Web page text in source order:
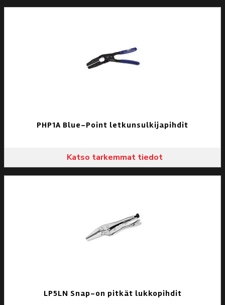
PHP1A Blue-Point letkunsulkijapihdit
Katso tarkemmat tiedot
LP5LN Snap-on pitkät lukkopihdit